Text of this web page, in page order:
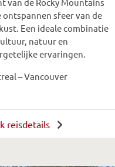
ontspannen sfeer van de
Een ideale combinatie
natuur en
ervaringen.
– Vancouver
reisdetails